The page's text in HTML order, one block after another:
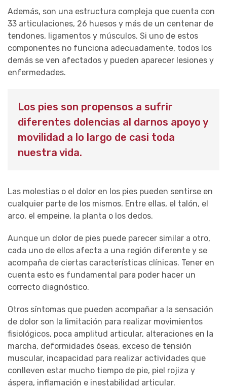
Además, son una estructura compleja que cuenta con
33 articulaciones, 26 huesos y más de un centenar de
tendones, ligamentos y músculos. Si uno de estos
componentes no funciona adecuadamente, todos los
demás se ven afectados y pueden aparecer lesiones y
enfermedades.
Los pies son propensos a sufrir
diferentes dolencias al darnos apoyo y
movilidad a lo largo de casi toda
nuestra vida.
Las molestias o el dolor en los pies pueden sentirse en
cualquier parte de los mismos. Entre ellas, el talón, el
arco, el empeine, la planta o los dedos.
Aunque un dolor de pies puede parecer similar a otro,
cada uno de ellos afecta a una región diferente y se
acompaña de ciertas características clínicas. Tener en
cuenta esto es fundamental para poder hacer un
correcto diagnóstico.
Otros síntomas que pueden acompañar a la sensación
de dolor son la limitación para realizar movimientos
fisiológicos, poca amplitud articular, alteraciones en la
marcha, deformidades óseas, exceso de tensión
muscular, incapacidad para realizar actividades que
conlleven estar mucho tiempo de pie, piel rojiza y
áspera, inflamación e inestabilidad articular.